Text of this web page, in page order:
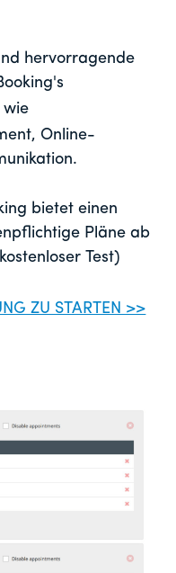
hervorragende
wie
Online-
bietet einen
Pläne ab
Test)
ZU STARTEN >>